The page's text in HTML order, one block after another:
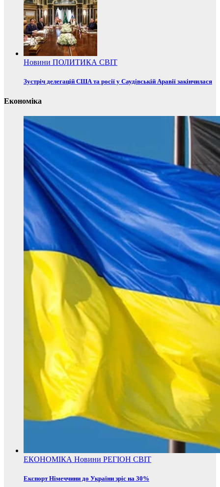
Новини ПОЛИТИКА СВІТ
Зустріч делегацій США та росії у Саудівській Аравії закінчилася
Економіка
ЕКОНОМІКА Новини РЕГІОН СВІТ
Експорт Німеччини до України зріс на 30%